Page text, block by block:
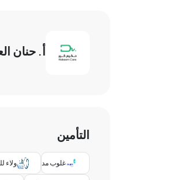
أ. حنان
التأمين
غلوب مد ولاء